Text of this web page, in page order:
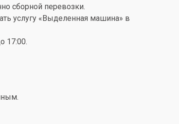
сборной перевозки.
услугу «Выделенная машина» в
17:00.